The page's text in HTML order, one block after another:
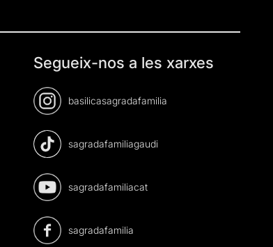
Segueix-nos a les xarxes
basilicasagradafamilia
sagradafamiliagaudi
sagradafamiliacat
sagradafamilia